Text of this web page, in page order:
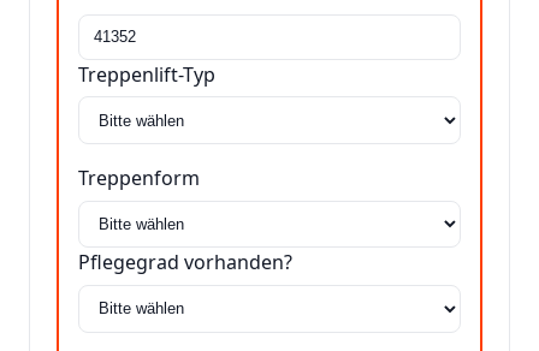
Treppenlift-Typ
Treppenform
Pflegegrad vorhanden?